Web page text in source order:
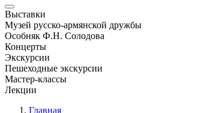
Выставки
Музей русско-армянской дружбы
Особняк Ф.Н. Солодова
Концерты
Экскурсии
Пешеходные экскурсии
Мастер-классы
Лекции
Главная